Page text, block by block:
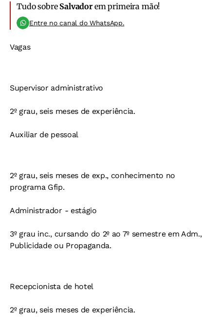
Tudo sobre Salvadorem primeira mão!
Entre no canal do WhatsApp.
Vagas
Supervisor administrativo
2º grau, seis meses de experiência.
Auxiliar de pessoal
2º grau, seis meses de exp., conhecimento no
programa Gfip.
Administrador - estágio
3º grau inc., cursando do 2º ao 7º semestre em Adm.,
Publicidade ou Propaganda.
Recepcionista de hotel
2º grau, seis meses de experiência.